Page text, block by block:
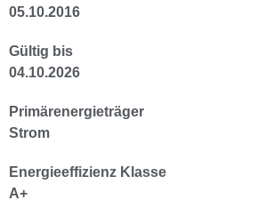
05.10.2016
Gültig bis
04.10.2026
Primärenergieträger
Strom
Energieeffizienz Klasse
A+